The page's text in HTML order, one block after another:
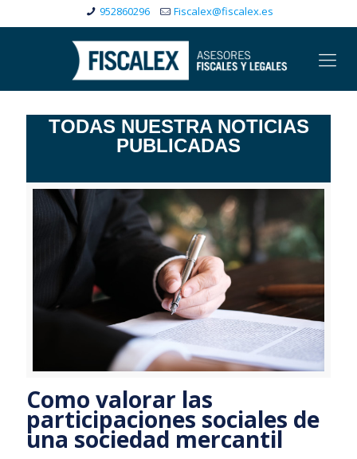
952860296 Fiscalex@fiscalex.es
TODAS NUESTRA NOTICIAS
PUBLICADAS
Como valorar las
participaciones sociales de
una sociedad mercantil